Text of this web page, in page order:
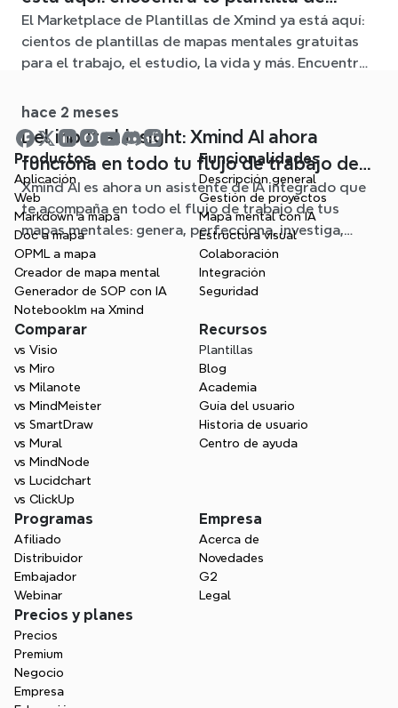
mapa mental para cualquier situación
El Marketplace de Plantillas de Xmind ya está aquí:
cientos de plantillas de mapas mentales gratuitas
para el trabajo, el estudio, la vida y más. Encuentra
blanco.
hace 2 meses
Del input al insight: Xmind AI ahora
funciona en todo tu flujo de trabajo de
mapa mental
Xmind AI es ahora un asistente de IA integrado que
te acompaña en todo el flujo de trabajo de tus
mapas mentales: genera, perfecciona, investiga,
planifica y exporta, todo sin salir de tu mapa.
Productos
Aplicación
Web
Markdown a mapa
Doc a mapa
OPML a mapa
Creador de mapa mental
Generador de SOP con IA
Notebooklm на Xmind
Funcionalidades
Descripción general
Gestión de proyectos
Mapa mental con IA
Estructura visual
Colaboración
Integración
Seguridad
Comparar
vs Visio
vs Miro
vs Milanote
vs MindMeister
vs SmartDraw
vs Mural
vs MindNode
vs Lucidchart
vs ClickUp
Recursos
Plantillas
Blog
Academia
Guía del usuario
Historia de usuario
Centro de ayuda
Programas
Afiliado
Distribuidor
Embajador
Webinar
Empresa
Acerca de
Novedades
G2
Legal
Precios y planes
Precios
Premium
Negocio
Empresa